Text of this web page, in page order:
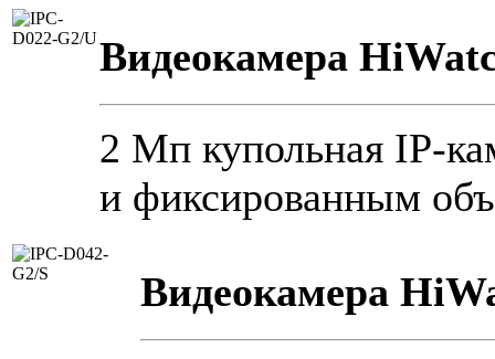
Видеокамера
2 Мп купольная IP-
и фиксированным
Видеокамера